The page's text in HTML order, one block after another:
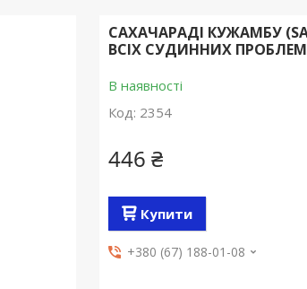
САХАЧАРАДІ КУЖАМБУ
ВСІХ СУДИННИХ
В наявності
Код: 2354
446 ₴
Купити
+380 (67) 188-01-08